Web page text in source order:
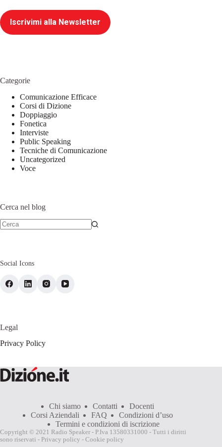
Iscrivimi alla Newsletter
Categorie
Comunicazione Efficace
Corsi di Dizione
Doppiaggio
Fonetica
Interviste
Public Speaking
Tecniche di Comunicazione
Uncategorized
Voce
Cerca nel blog
Social Icons
Legal
Privacy Policy
Chi siamo Contatti
Docenti
Corsi Aziendali
FAQ
Condizioni d’uso
Termini e condizioni di iscrizione
Copyright © 2021 Radio Speaker - P.Iva 13580331000 - Tutti i diritti
sono riservati - Privacy policy - Cookie policy